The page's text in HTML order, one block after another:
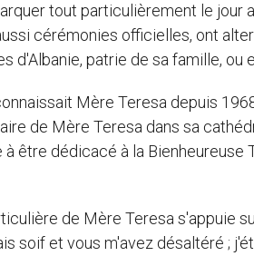
tout particulièrement le jour
cérémonies officielles, ont
d'Albanie, patrie de sa famille, ou
Mère Teresa depuis
de Mère Teresa dans sa
à être dédicacé à la
de Mère Teresa s'appuie
soif et vous m'avez désaltéré ;